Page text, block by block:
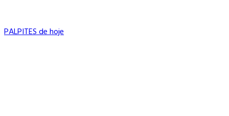
PALPITES de hoje